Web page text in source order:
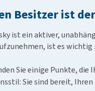
Besitzer ist
ist ein aktiver,
ist es
Sie einige Punkte, die
Sie sind bereit,